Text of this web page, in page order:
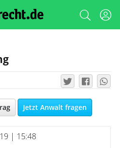
Jetzt Anwalt fragen
| 15:48